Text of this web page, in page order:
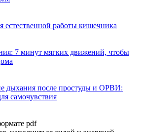
естественной работы кишечника
7 минут мягких движений, чтобы
дыхания после простуды и ОРВИ:
самочувствия
pdf